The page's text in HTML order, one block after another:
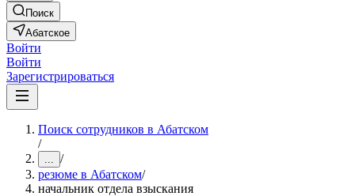
Поиск
Абатское
Войти
Войти
Зарегистрироваться
Поиск сотрудников в Абатском
/
... /
резюме в Абатском/
начальник отдела взыскания